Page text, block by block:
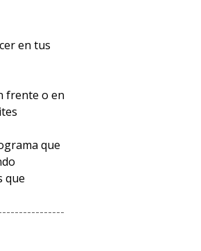
en tus
frente o en
que
que